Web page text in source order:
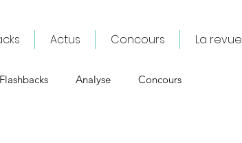
Actus Concours La revue
Flashbacks Analyse Concours